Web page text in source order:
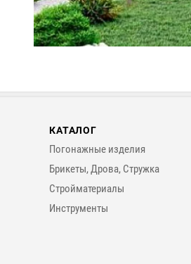
КАТАЛОГ
Погонажные изделия
Брикеты, Дрова, Стружка
Стройматериалы
Инструменты